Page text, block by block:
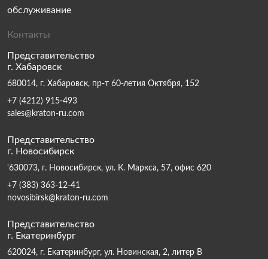
обслуживание
Контакты
Представительство
г. Хабаровск
680014, г. Хабаровск, пр-т 60-летия Октября, 152
+7 (4212) 915-493
sales@kraton-ru.com
Представительство
г. Новосибирск
'630073, г. Новосибирск, ул. К. Маркса, 57, офис 620
+7 (383) 363-12-41
novosibirsk@kraton-ru.com
Представительство
г. Екатеринбург
620024, г. Екатеринбург, ул. Новинская, 2, литер В